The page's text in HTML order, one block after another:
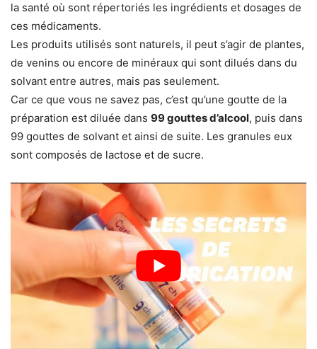
la santé où sont répertoriés les ingrédients et dosages de
ces médicaments.
Les produits utilisés sont naturels, il peut s’agir de plantes,
de venins ou encore de minéraux qui sont dilués dans du
solvant entre autres, mais pas seulement.
Car ce que vous ne savez pas, c’est qu’une goutte de la
préparation est diluée dans 99 gouttes d’alcool, puis dans
99 gouttes de solvant et ainsi de suite. Les granules eux
sont composés de lactose et de sucre.